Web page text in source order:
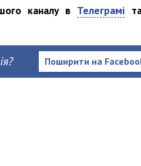
каналу в Телеграмі
Поширити на